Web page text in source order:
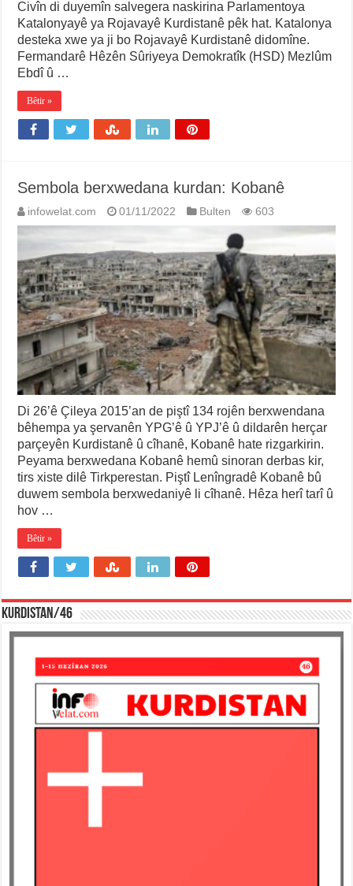
Civîn di duyemîn salvegera naskirina Parlamentoya
Katalonyayê ya Rojavayê Kurdistanê pêk hat. Katalonya
desteka xwe ya ji bo Rojavayê Kurdistanê didomîne.
Fermandarê Hêzên Sûriyeya Demokratîk (HSD) Mezlûm
Ebdî û …
Bêtir »
Sembola berxwedana kurdan: Kobanê
infowelat.com 01/11/2022 Bulten 603
Di 26’ê Çileya 2015’an de piştî 134 rojên berxwendana
bêhempa ya şervanên YPG’ê û YPJ’ê û dildarên herçar
parçeyên Kurdistanê û cîhanê, Kobanê hate rizgarkirin.
Peyama berxwedana Kobanê hemû sinoran derbas kir,
tirs xiste dilê Tirkperestan. Piştî Lenîngradê Kobanê bû
duwem sembola berxwedaniyê li cîhanê. Hêza herî tarî û
hov …
Bêtir »
KURDISTAN/46